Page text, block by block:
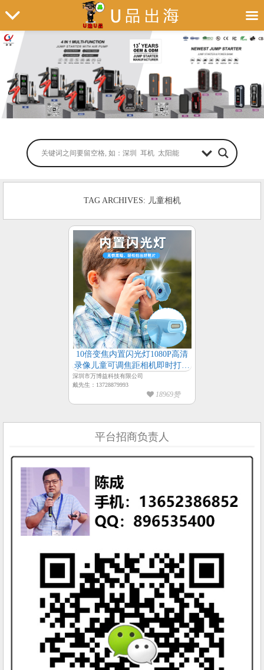
TAG ARCHIVES: 儿童相机
10倍变焦内置闪光灯1080P高清
录像儿童可调焦距相机即时打印
益智游戏儿童相机
深圳市万博益科技有限公司
戴先生：13728879993
18969赞
平台招商负责人